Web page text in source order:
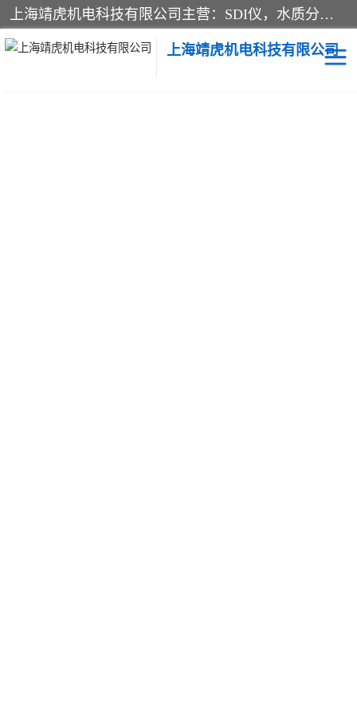
上海靖虎机电科技有限公司主营：SDI仪，水质分析仪，水质检测仪产品；上海靖虎机电科技有限公司在专业制造和研发等方面的强大的平台优势，利用自身在自动化仪表、自控系统及环保监测仪器的专长，以优良的技术，优越的产品质量和良好的服务质量与广大客户真诚合作。
上海靖虎机电科技有限公司